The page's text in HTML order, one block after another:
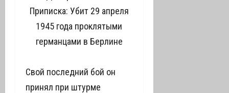
Приписка: Убит 29 апреля
1945 года проклятыми
германцами в Берлине
Свой последний бой он
принял при штурме